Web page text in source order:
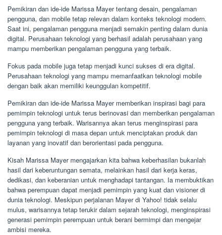
Pemikiran dan ide-ide Marissa Mayer tentang desain, pengalaman
pengguna, dan mobile tetap relevan dalam konteks teknologi modern.
Saat ini, pengalaman pengguna menjadi semakin penting dalam dunia
digital. Perusahaan teknologi yang berhasil adalah perusahaan yang
mampu memberikan pengalaman pengguna yang terbaik.
Fokus pada mobile juga tetap menjadi kunci sukses di era digital.
Perusahaan teknologi yang mampu memanfaatkan teknologi mobile
dengan baik akan memiliki keunggulan kompetitif.
Pemikiran dan ide-ide Marissa Mayer memberikan inspirasi bagi para
pemimpin teknologi untuk terus berinovasi dan memberikan pengalaman
pengguna yang terbaik. Warisannya akan terus menginspirasi para
pemimpin teknologi di masa depan untuk menciptakan produk dan
layanan yang inovatif dan berorientasi pada pengguna.
Kisah Marissa Mayer mengajarkan kita bahwa keberhasilan bukanlah
hasil dari keberuntungan semata, melainkan hasil dari kerja keras,
dedikasi, dan keberanian untuk menghadapi tantangan. Ia membuktikan
bahwa perempuan dapat menjadi pemimpin yang kuat dan visioner di
dunia teknologi. Meskipun perjalanan Mayer di Yahoo! tidak selalu
mulus, warisannya tetap terukir dalam sejarah teknologi, menginspirasi
generasi pemimpin perempuan untuk berani bermimpi dan mengejar
ambisi mereka.